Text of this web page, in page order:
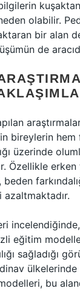
olabilir.
bir alan
de
bireylerin
üzerinde
Özellikle
azaltmaktadır.
eğitim
sağladığı
bu